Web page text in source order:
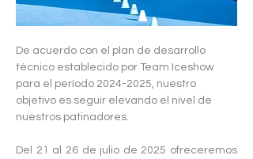
De acuerdo con el plan de desarrollo
técnico establecido por Team Iceshow
para el período 2024-2025, nuestro
objetivo es seguir elevando el nivel de
nuestros patinadores.
Del 21 al 26 de julio de 2025 ofreceremos